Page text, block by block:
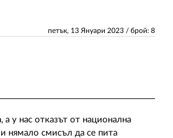
петък, 13 Януари 2023 / брой: 8
у нас отказът от национална
нямало смисъл да се пита